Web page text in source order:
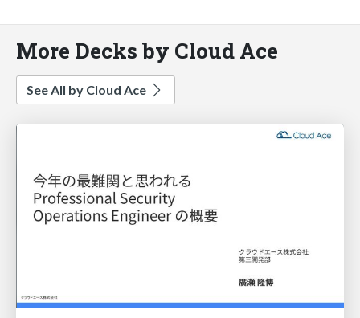
More Decks by Cloud Ace
See All by Cloud Ace